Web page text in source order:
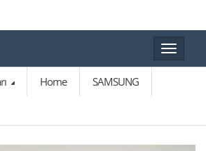
Toggle
Home SAMSUNG